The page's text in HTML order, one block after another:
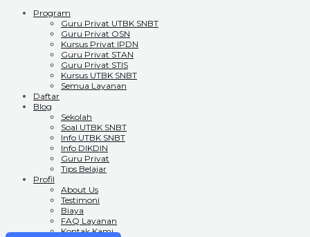
Program
Guru Privat UTBK SNBT
Guru Privat OSN
Kursus Privat IPDN
Guru Privat STAN
Guru Privat STIS
Kursus UTBK SNBT
Semua Layanan
Daftar
Blog
Sekolah
Soal UTBK SNBT
Info UTBK SNBT
Info DIKDIN
Guru Privat
Tips Belajar
Profil
About Us
Testimoni
Biaya
FAQ Layanan
Kontak Kami